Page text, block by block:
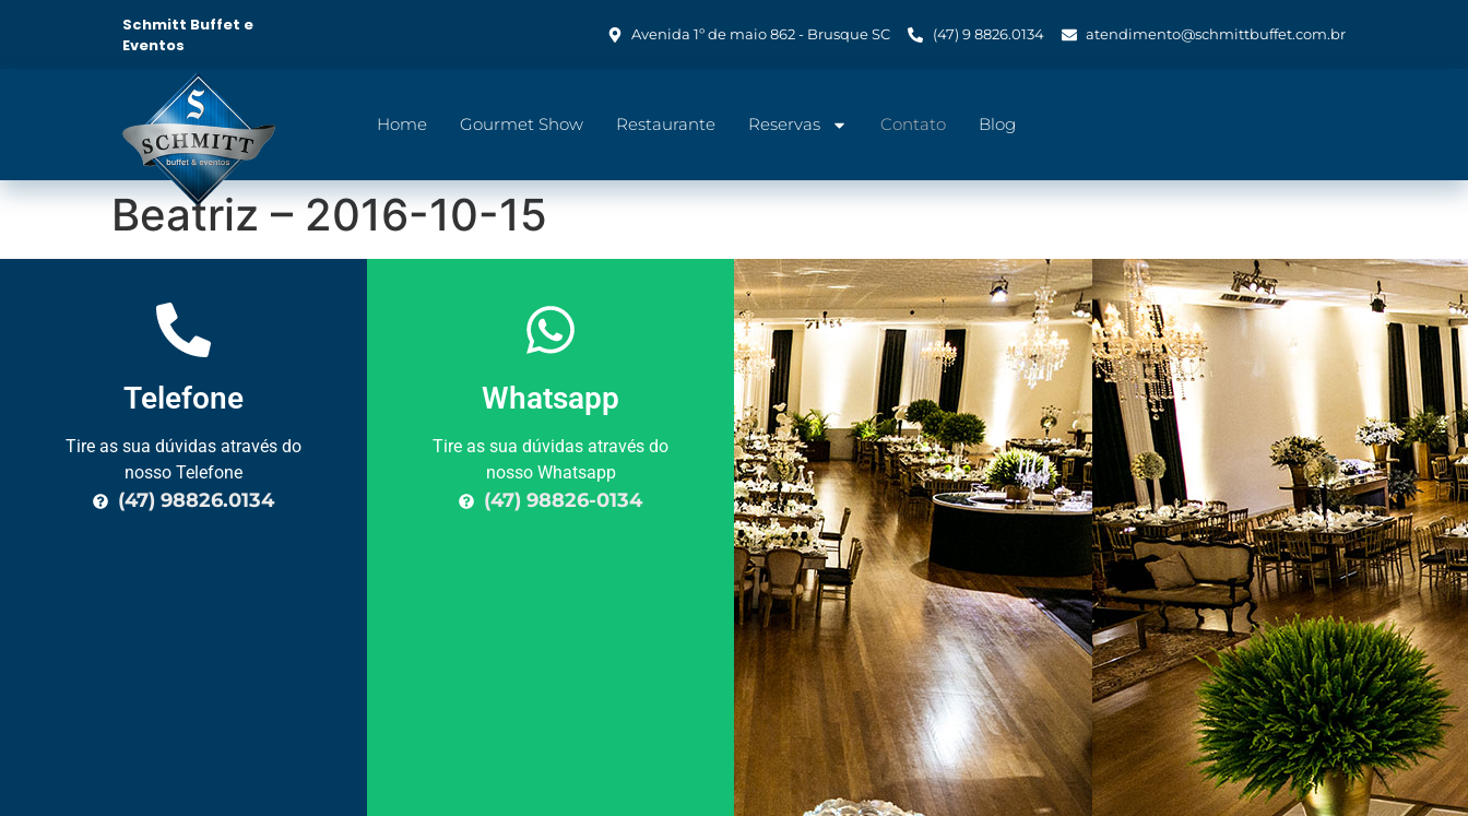
Schmitt Buffet e
Eventos
Avenida 1º de maio 862 - Brusque SC (47) 9 8826.0134 atendimento@schmittbuffet.com.br
Home Gourmet Show Restaurante Reservas Contato Blog
Beatriz – 2016-10-15
Telefone
Tire as sua dúvidas através do
nosso Telefone
(47) 98826.0134
Whatsapp
Tire as sua dúvidas através do
nosso Whatsapp
(47) 98826-0134